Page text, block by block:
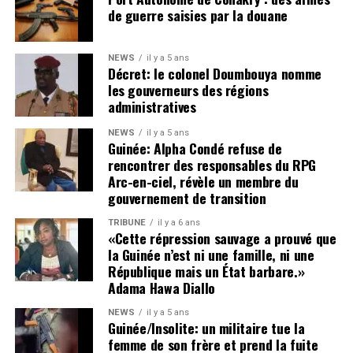
toujours dans le respect strict des principes
fondamentaux de l’État de droit. Faillir à cette exigence,
c’est laisser libre cours à des dérives susceptibles de
nous entraîner, à terme, dans une spirale d’insécurité,
voire d’instabilité politique et institutionnelle.
Cette tribune se veut également un plaidoyer en faveur de
la vérité, de la justice et de l’humanité.
La disparition de plusieurs figures politiques et
citoyennes — parmi lesquelles Foniké Mengué, Billo Bah,
Habib Marouane Camara, Sadou Nimagan — ainsi que la
situation de nombreux détenus, demeure une source de
profonde inquiétude nationale.
Le silence entourant leur sort alimente les tensions,
nourrit les suspicions et inflige une souffrance durable
aux familles concernées comme à l’opinion publique. Les
proches de ces personnes, à l’instar de ceux d’Aliou Bah
et de tant d’autres, ont un droit légitime et inaliénable :
de guerre saisies par la douane
NEWS il y a 5 ans
Décret: le colonel Doumbouya nomme
les gouverneurs des régions
administratives
NEWS il y a 5 ans
Guinée: Alpha Condé refuse de
rencontrer des responsables du RPG
Arc-en-ciel, révèle un membre du
gouvernement de transition
TRIBUNE il y a 6 ans
«Cette répression sauvage a prouvé que
la Guinée n’est ni une famille, ni une
République mais un État barbare.»
Adama Hawa Diallo
NEWS il y a 5 ans
Guinée/Insolite: un militaire tue la
femme de son frère et prend la fuite